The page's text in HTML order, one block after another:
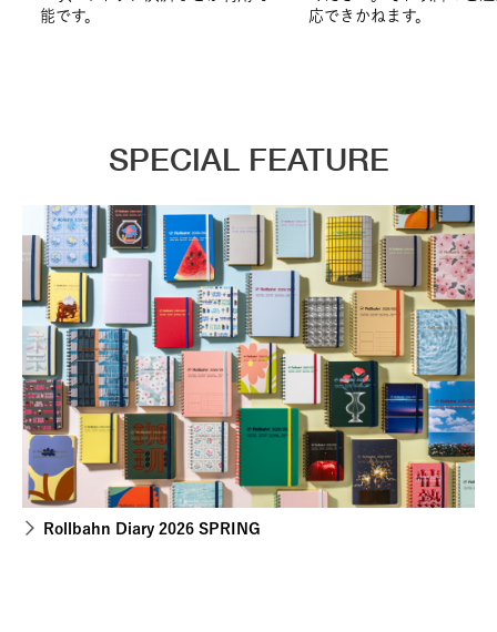
能です。
応できかねます。
SPECIAL FEATURE
Rollbahn Diary 2026 SPRING